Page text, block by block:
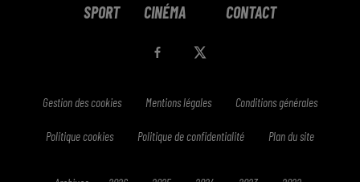
SPORT CINÉMA CONTACT
Gestion des cookies Mentions légales Conditions générales
Politique cookies Politique de confidentialité Plan du site